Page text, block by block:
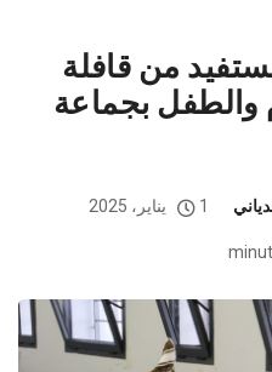
حوالي 1500 مستفيد من قافلة
بجماعة
1 يناير، 2025